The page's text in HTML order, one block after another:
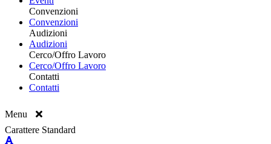
Convenzioni
Convenzioni
Audizioni
Audizioni
Cerco/Offro Lavoro
Cerco/Offro Lavoro
Contatti
Contatti
Menu
Carattere Standard